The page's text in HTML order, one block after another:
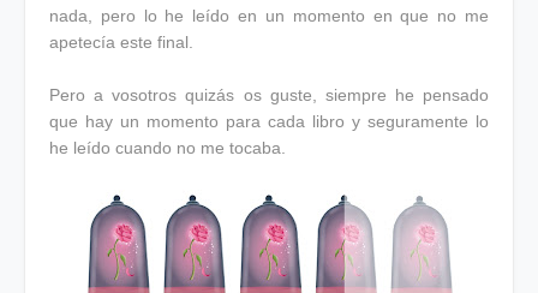
nada, pero lo he leído en un momento en que no me
apetecía este final.
Pero a vosotros quizás os guste, siempre he pensado
que hay un momento para cada libro y seguramente lo
he leído cuando no me tocaba.